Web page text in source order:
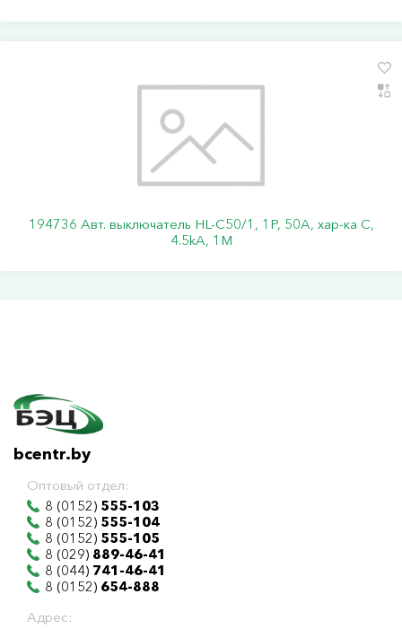
194736 Авт. выключатель HL-C50/1, 1P, 50A, хар-ка C,
4.5kA, 1M
bcentr.by
Оптовый отдел:
8 (0152) 555-103
8 (0152) 555-104
8 (0152) 555-105
8 (029) 889-46-41
8 (044) 741-46-41
8 (0152) 654-888
Адрес: